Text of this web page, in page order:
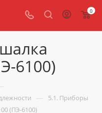
0
6100)
— 5.1. Приборы
(ПЭ-6100)